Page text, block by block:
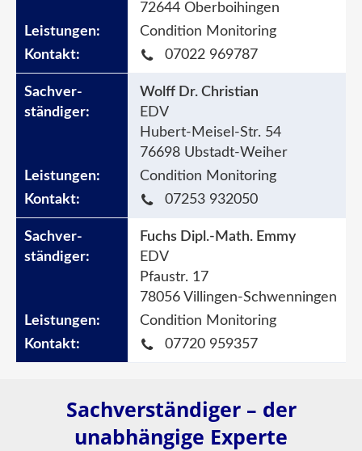
72644 Oberboihingen
Condition Monitoring
07022 969787
Wolff Dr. Christian
EDV
Hubert-Meisel-Str. 54
76698 Ubstadt-Weiher
Condition Monitoring
07253 932050
Fuchs Dipl.-Math. Emmy
EDV
Pfaustr. 17
78056 Villingen-Schwenningen
Condition Monitoring
07720 959357
Sachverständiger – der
unabhängige Experte